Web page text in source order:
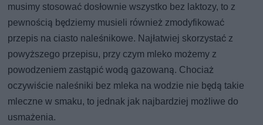
musimy stosować dosłownie wszystko bez laktozy, to z
pewnością będziemy musieli również zmodyfikować
przepis na ciasto naleśnikowe. Najłatwiej skorzystać z
powyższego przepisu, przy czym mleko możemy z
powodzeniem zastąpić wodą gazowaną. Chociaż
oczywiście naleśniki bez mleka na wodzie nie będą takie
mleczne w smaku, to jednak jak najbardziej możliwe do
usmażenia.